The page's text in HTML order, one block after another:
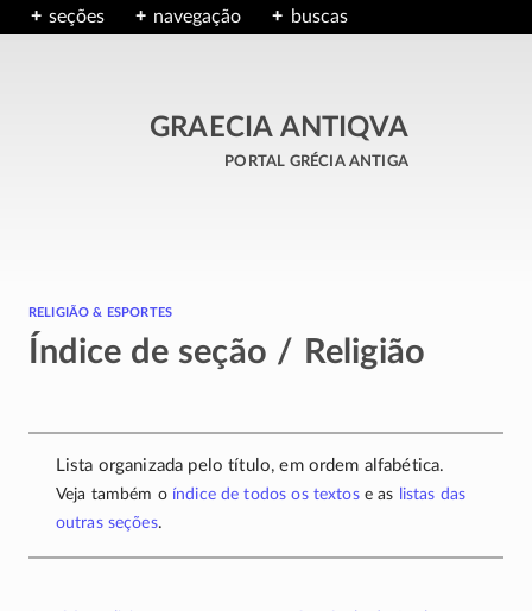
seções navegação buscas
GRAECIA ANTIQVA
portal grécia antiga
religião & esportes
Índice de seção / Religião
Lista organizada pelo título, em ordem alfabética.
Veja também o índice de todos os textose as
listas das
outras seções.